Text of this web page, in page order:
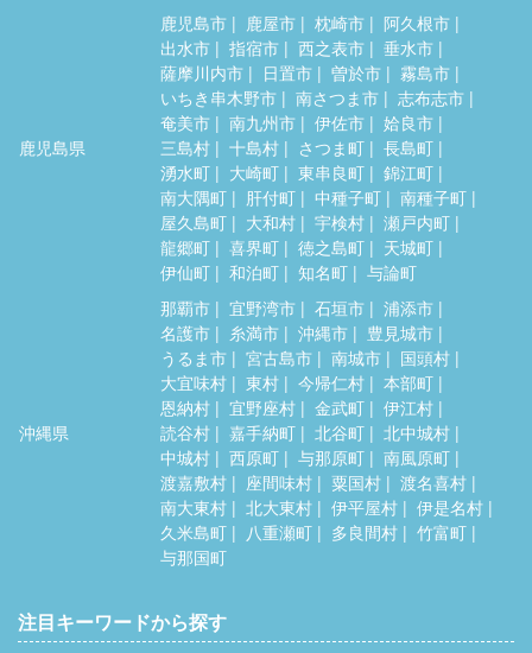
鹿児島県
鹿児島市 鹿屋市 枕崎市
阿久根市
出水市
指宿市 西之表市
垂水市
薩摩川内市
日置市 曽於市
霧島市
いちき串木野市
南さつま市
志布志市
奄美市
南九州市 伊佐市
姶良市
三島村
十島村 さつま町
長島町
湧水町
大崎町 東串良町
錦江町
南大隅町
肝付町 中種子町
南種子町
屋久島町
大和村 宇検村
瀬戸内町
龍郷町
喜界町 徳之島町
天城町
伊仙町
和泊町 知名町 与論町
沖縄県
那覇市 宜野湾市 石垣市
浦添市
名護市
糸満市 沖縄市
豊見城市
うるま市
宮古島市 南城市
国頭村
大宜味村
東村 今帰仁村
本部町
恩納村
宜野座村 金武町
伊江村
読谷村
嘉手納町 北谷町
北中城村
中城村
西原町 与那原町
南風原町
渡嘉敷村
座間味村 粟国村
渡名喜村
南大東村
北大東村 伊平屋村
伊是名村
久米島町
八重瀬町 多良間村
竹富町
与那国町
注目キーワードから探す